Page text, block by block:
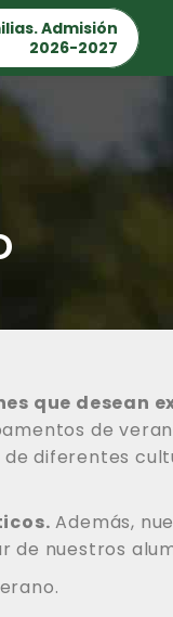
Admisión
2026-2027
que desean
de
diferentes
Además,
de nuestros